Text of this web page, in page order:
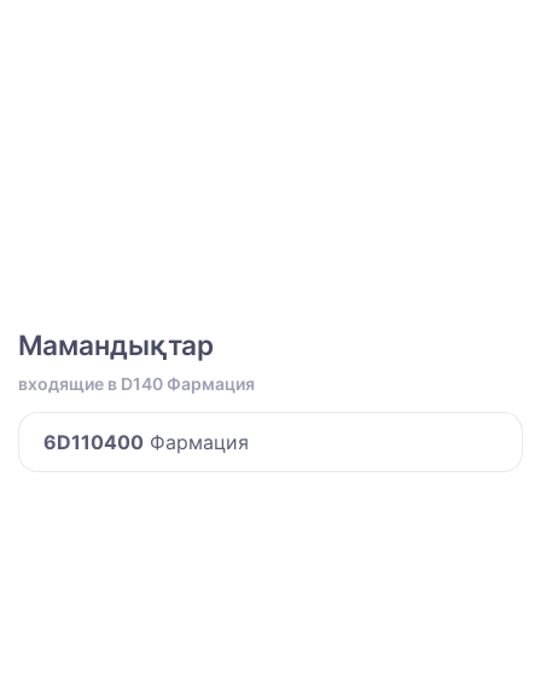
Мамандықтар
входящие в D140 Фармация
6D110400 Фармация